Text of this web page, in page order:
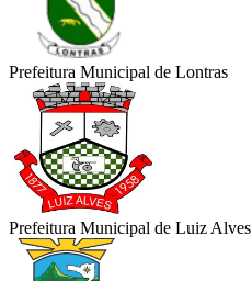
Prefeitura Municipal de Lontras
Prefeitura Municipal de Luiz Alves